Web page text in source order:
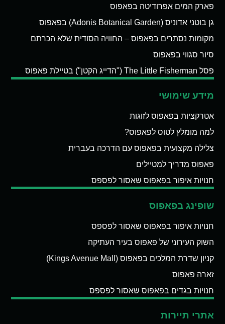
פארק המים אפרודיטה בפאפוס
גן בוטני אדוניס (Adonis Botanical Garden) בפאפוס
מקומות נסתרים בפאפוס – החוויה הסודית שלא הכרתם
סיור סגווי בפאפוס
פסל The Little Fisherman ("הדייג הקטן") בטיילת פאפוס
מידע שימושי
אטרקציות בפאפוס לזוגות
למה מומלץ לטוס לפאפוס?
צלילה מקצועית בפאפוס עם הדרכה בעברית
פאפוס מדריך למטיילים
חנויות איפור בפאפוס שאסור לפספס
שופינג בפאפוס
חנויות איפור בפאפוס שאסור לפספס
השוק העירוני של פאפוס בעיר העתיקה
קניון שדרת המלכים בפאפוס (Kings Avenue Mall)
זארה פאפוס
חנויות בגדים בפאפוס שאסור לפספס
אתרי תיירות